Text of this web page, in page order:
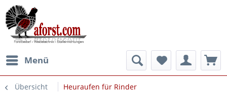
Menü
Übersicht Heuraufen für Rinder